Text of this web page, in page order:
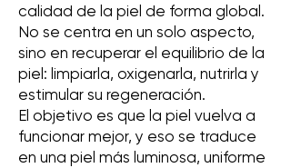
calidad de la piel de forma global.
No se centra en un solo aspecto,
sino en recuperar el equilibrio de la
piel: limpiarla, oxigenarla, nutrirla y
estimular su regeneración.
El objetivo es que la piel vuelva a
funcionar mejor, y eso se traduce
en una piel más luminosa, uniforme